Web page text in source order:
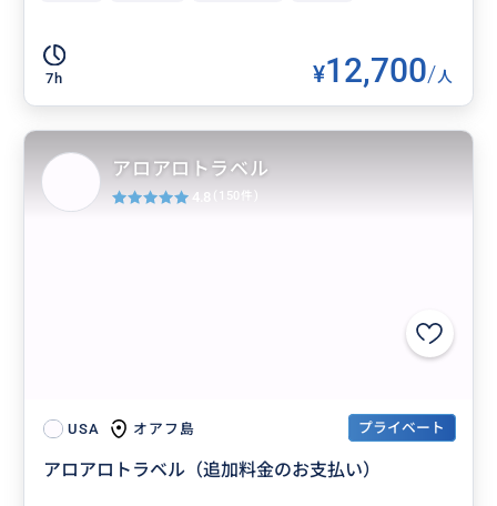
7h ¥12,700/人
USA オアフ島 プライベート
アロアロトラベル（追加料金のお支払い）
アロアロトラベル
4.8 (150件)